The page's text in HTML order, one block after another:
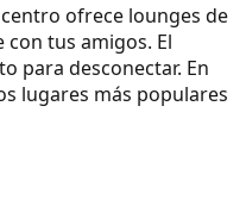
ofrece lounges de
tus amigos. El
para desconectar. En
lugares más populares